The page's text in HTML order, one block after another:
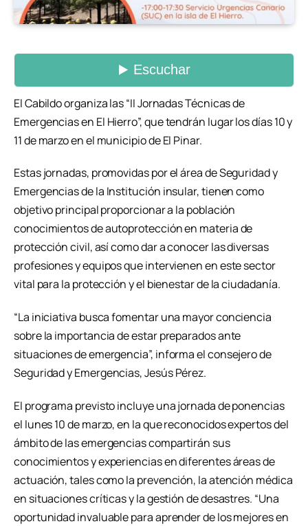
El Cabildo organiza las “II Jornadas Técnicas de
Emergencias en El Hierro”, que tendrán lugar los días 10 y
11 de marzo en el municipio de El Pinar.
Estas jornadas, promovidas por el área de Seguridad y
Emergencias de la Institución insular, tienen como
objetivo principal proporcionar a la población
conocimientos de autoprotección en materia de
protección civil, así como dar a conocer las diversas
profesiones y equipos que intervienen en este sector
vital para la protección y el bienestar de la ciudadanía.
“La iniciativa busca fomentar una mayor conciencia
sobre la importancia de estar preparados ante
situaciones de emergencia”, informa el consejero de
Seguridad y Emergencias, Jesús Pérez.
El programa previsto incluye una jornada de ponencias
el lunes 10 de marzo, en la que reconocidos expertos del
ámbito de las emergencias compartirán sus
conocimientos y experiencias en diferentes áreas de
actuación, tales como la prevención, la atención médica
en situaciones críticas y la gestión de desastres. “Una
oportunidad invaluable para aprender de los mejores en